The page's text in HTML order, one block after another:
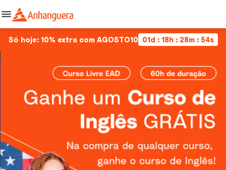
Só hoje: 10% extra com AGOSTO10 01d : 18h : 28m : 53s